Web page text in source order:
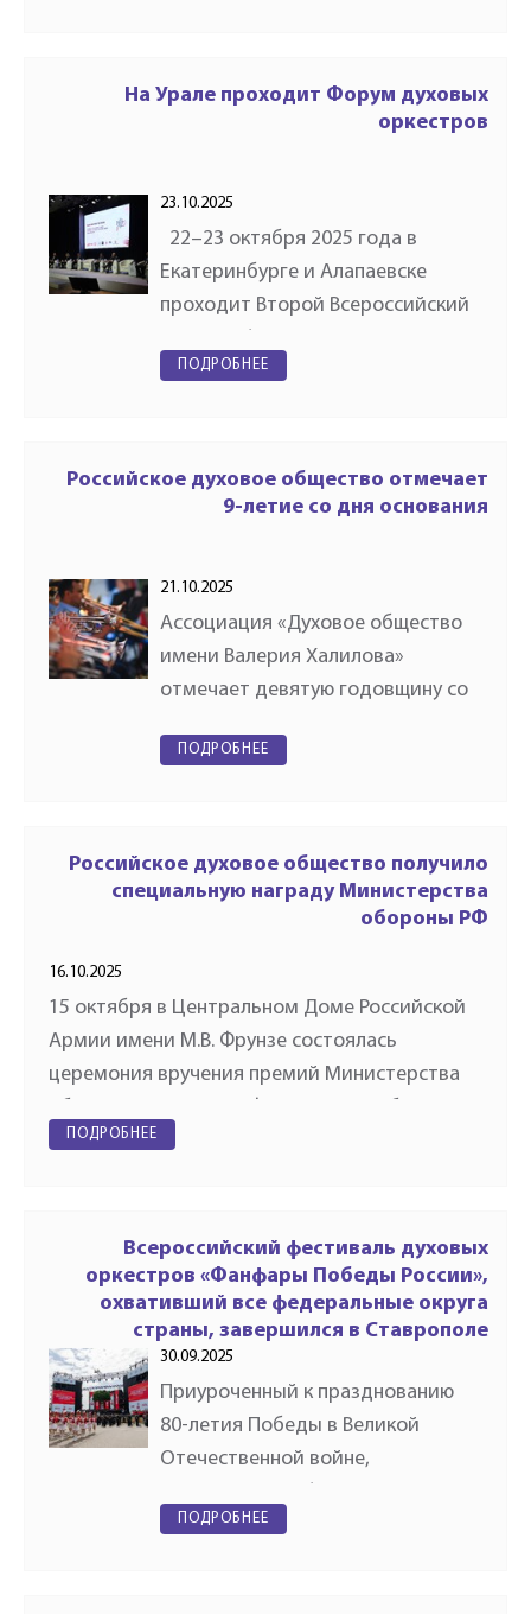
творческих…
На Урале проходит Форум духовых
оркестров
23.10.2025
22–23 октября 2025 года в
Екатеринбурге и Алапаевске
проходит Второй Всероссийский
руководителей, учредителей и
исполнительства…
ПОДРОБНЕЕ
Российское духовое общество отмечает
9-летие со дня основания
21.10.2025
Ассоциация «Духовое общество
имени Валерия Халилова»
отмечает девятую годовщину со
Организация была создана в
популяризации духового…
ПОДРОБНЕЕ
Российское духовое общество получило
специальную награду Министерства
обороны РФ
16.10.2025
15 октября в Центральном Доме Российской
Армии имени М.В. Фрунзе состоялась
церемония вручения премий Министерства
культуры и искусства. Среди награждённых —
ПОДРОБНЕЕ
Всероссийский фестиваль духовых
оркестров «Фанфары Победы России»,
охвативший все федеральные округа
страны, завершился в Ставрополе
30.09.2025
Приуроченный к празднованию
80-летия Победы в Великой
Отечественной войне,
духовых оркестров «Фанфары
ПОДРОБНЕЕ